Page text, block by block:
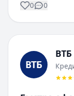
0 0
ВТБ